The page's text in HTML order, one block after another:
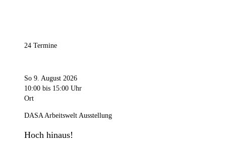
24 Termine
So 9. August 2026
10:00 bis 15:00 Uhr
Ort
DASA Arbeitswelt Ausstellung
Hoch hinaus!